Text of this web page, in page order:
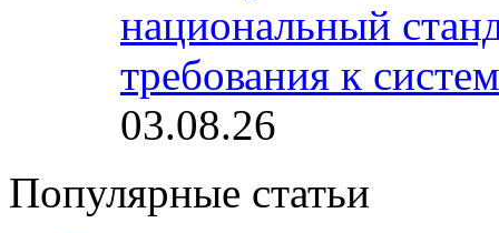
национальный
требования к
03.08.26
Популярные статьи